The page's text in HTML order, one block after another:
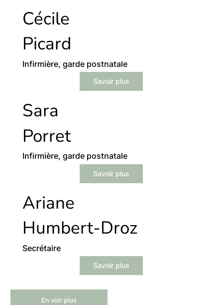
Cécile
Picard
Infirmière, garde postnatale
Savoir plus
Sara
Porret
Infirmière, garde postnatale
Savoir plus
Ariane
Humbert-Droz
Secrétaire
Savoir plus
En voir plus